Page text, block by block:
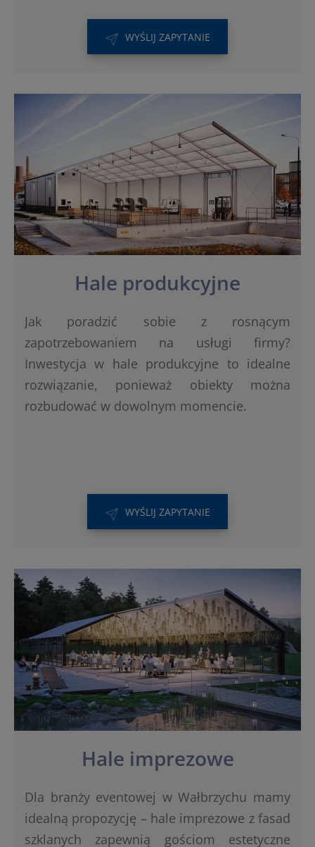
WYŚLIJ ZAPYTANIE
Hale produkcyjne
Jak poradzić sobie z rosnącym
zapotrzebowaniem na usługi firmy?
Inwestycja w hale produkcyjne to idealne
rozwiązanie, ponieważ obiekty można
rozbudować w dowolnym momencie.
WYŚLIJ ZAPYTANIE
Hale imprezowe
Dla branży eventowej w Wałbrzychu mamy
idealną propozycję – hale imprezowe z fasad
szklanych zapewnią gościom estetyczne